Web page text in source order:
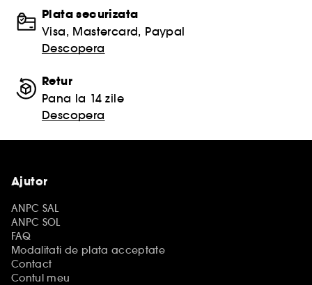
Plata securizata
Visa, Mastercard, Paypal
Descopera
Retur
Pana la 14 zile
Descopera
Ajutor
ANPC SAL
ANPC SOL
FAQ
Modalitati de plata acceptate
Contact
Contul meu